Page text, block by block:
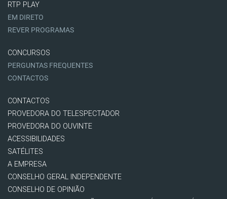
RTP PLAY
EM DIRETO
REVER PROGRAMAS
CONCURSOS
PERGUNTAS FREQUENTES
CONTACTOS
CONTACTOS
PROVEDORA DO TELESPECTADOR
PROVEDORA DO OUVINTE
ACESSIBILIDADES
SATÉLITES
A EMPRESA
CONSELHO GERAL INDEPENDENTE
CONSELHO DE OPINIÃO